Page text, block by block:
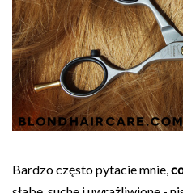
Bardzo często pytacie mnie,